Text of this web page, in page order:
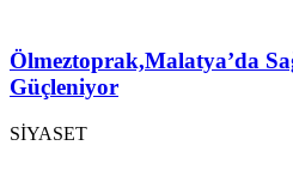
Ölmeztoprak,Malatya’da
Güçleniyor
SİYASET